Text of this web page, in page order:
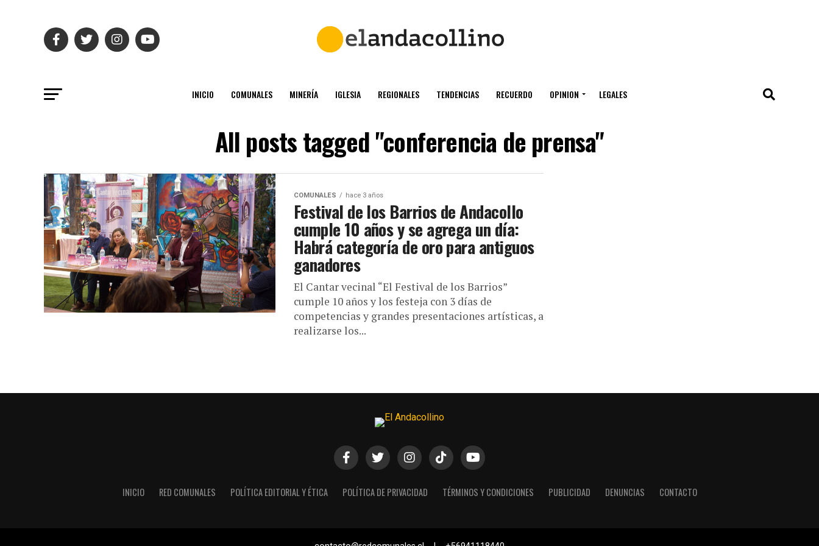
INICIO COMUNALES MINERÍA IGLESIA REGIONALES TENDENCIAS RECUERDO OPINION LEGALES
All posts tagged "conferencia de prensa"
COMUNALES hace 3 años
Festival de los Barrios de Andacollo
cumple 10 años y se agrega un día:
Habrá categoría de oro para antiguos
ganadores
El Cantar vecinal “El Festival de los Barrios”
cumple 10 años y los festeja con 3 días de
competencias y grandes presentaciones artísticas, a
realizarse los...
INICIO RED COMUNALES POLÍTICA EDITORIAL Y ÉTICA POLÍTICA DE PRIVACIDAD TÉRMINOS Y CONDICIONES PUBLICIDAD DENUNCIAS CONTACTO